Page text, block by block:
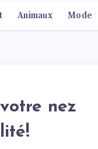
Animaux Mode
nez